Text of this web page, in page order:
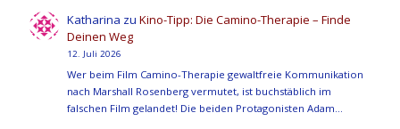
Katharina zuKino-Tipp: Die Camino-Therapie – Finde
Deinen Weg
12. Juli 2026
Wer beim Film Camino-Therapie gewaltfreie Kommunikation
nach Marshall Rosenberg vermutet, ist buchstäblich im
falschen Film gelandet! Die beiden Protagonisten Adam…